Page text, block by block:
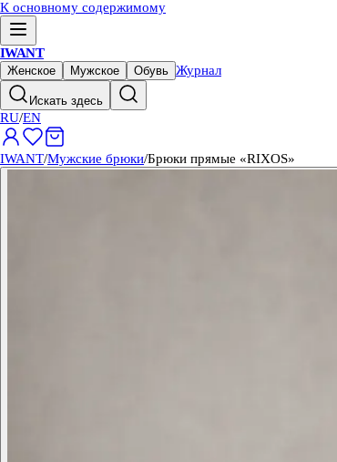
К основному содержимому
IWANT
Женское Мужское Обувь Журнал
Искать здесь
RU/EN
IWANT/Мужские брюки/Брюки прямые «RIXOS»